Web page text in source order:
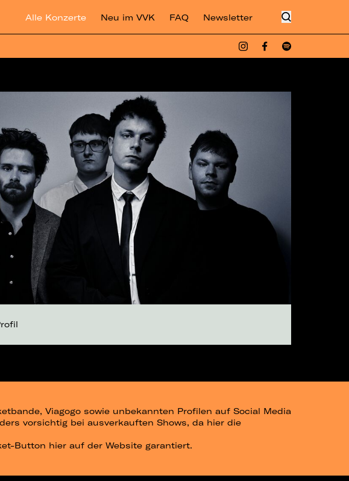
Alle Konzerte Neu im VVK FAQ Newsletter
Viagogo sowie unbekannten Profilen auf Social Media
vorsichtig bei ausverkauften Shows, da hier die
Button hier auf der Website garantiert.